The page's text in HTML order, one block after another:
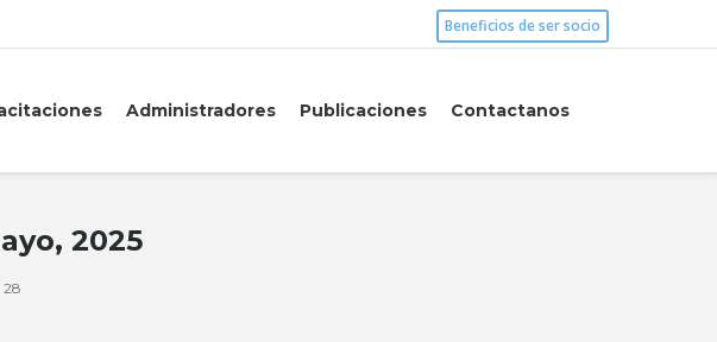
Beneficios de ser socio
Administradores Publicaciones Contactanos
2025
28